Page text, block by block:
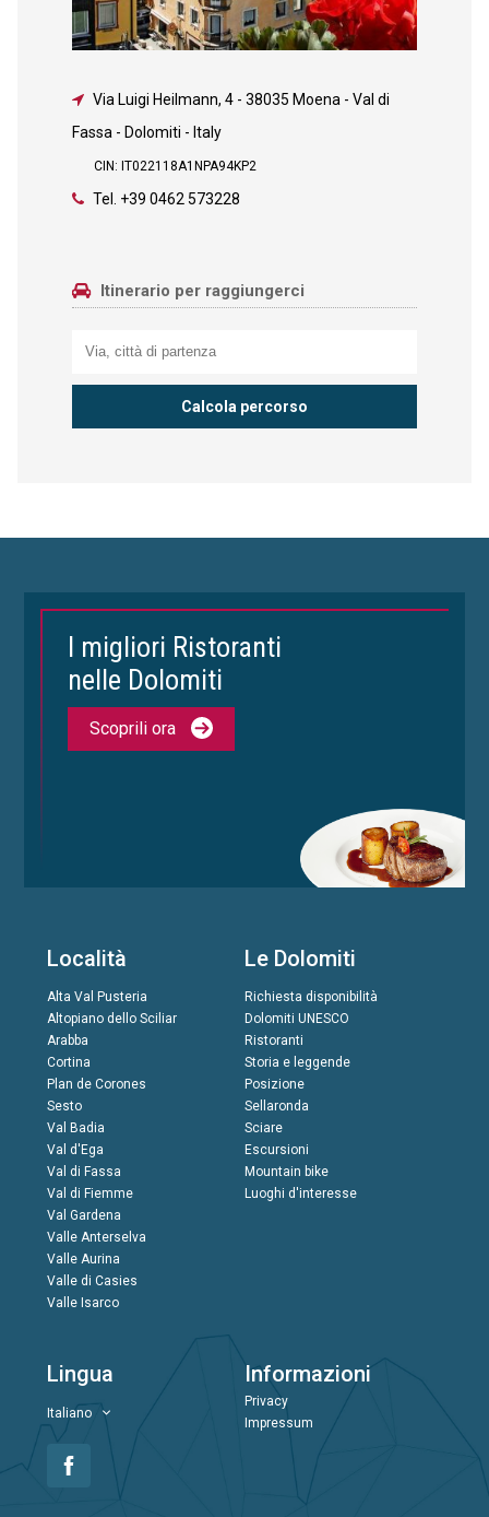
Via Luigi Heilmann, 4- 38035 Moena - Val di
Fassa - Dolomiti - Italy
CIN: IT022118A1NPA94KP2
Tel. +39 0462 573228
Itinerario per raggiungerci
I migliori Ristoranti
nelle Dolomiti
Scoprili ora
Località
Alta Val Pusteria
Altopiano dello Sciliar
Arabba
Cortina
Plan de Corones
Sesto
Val Badia
Val d'Ega
Val di Fassa
Val di Fiemme
Val Gardena
Valle Anterselva
Valle Aurina
Valle di Casies
Valle Isarco
Le Dolomiti
Richiesta disponibilità
Dolomiti UNESCO
Ristoranti
Storia e leggende
Posizione
Sellaronda
Sciare
Escursioni
Mountain bike
Luoghi d'interesse
Lingua
Italiano
Informazioni
Privacy
Impressum